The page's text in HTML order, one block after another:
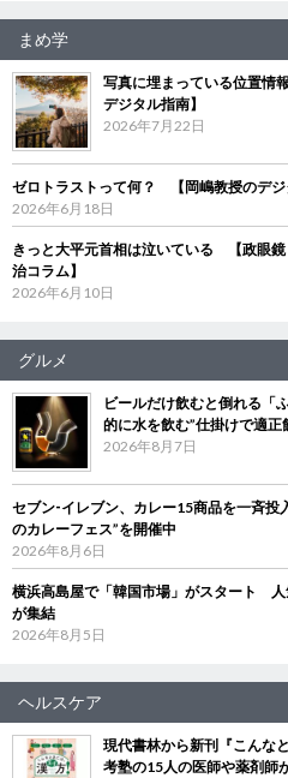
まめ学
写真に埋まっている位置情
デジタル指南】
2026年7月22日
ゼロトラストって何？ 【岡嶋教授のデジ
2026年6月18日
きっと大平元首相は泣いている 【政眼
治コラム】
2026年6月10日
グルメ
ビールだけ飲むと倒れる「
的に水を飲む”仕掛けで適正
2026年8月7日
セブン‐イレブン、カレー15商品を一斉
のカレーフェス”を開催中
2026年8月6日
横浜高島屋で「韓国市場」がスタート
が集結
2026年8月5日
ヘルスケア
現代書林から新刊『こんな
考塾の15人の医師や薬剤師